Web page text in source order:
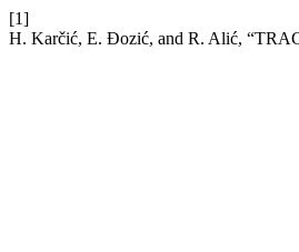
[1]
H. Karčić, E. Đozić, and R. Alić,